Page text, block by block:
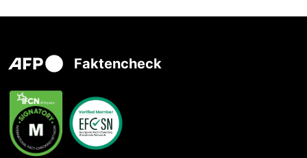
Faktencheck